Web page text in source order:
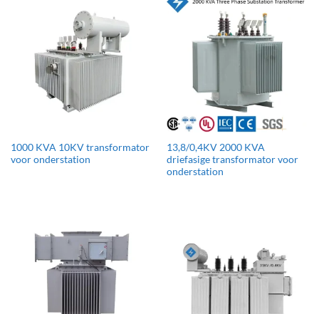
1000 KVA 10KV transformator
voor onderstation
13,8/0,4KV 2000 KVA
driefasige transformator voor
onderstation